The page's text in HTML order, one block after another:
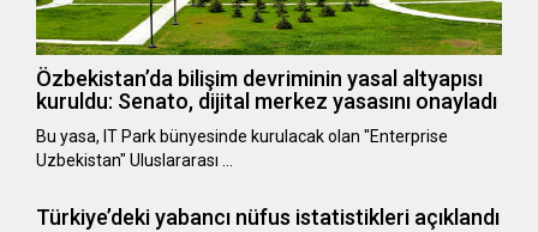
Özbekistan’da bilişim devriminin yasal altyapısı
kuruldu: Senato, dijital merkez yasasını onayladı
Bu yasa, IT Park bünyesinde kurulacak olan "Enterprise
Uzbekistan" Uluslararası …
Türkiye’deki yabancı nüfus istatistikleri açıklandı